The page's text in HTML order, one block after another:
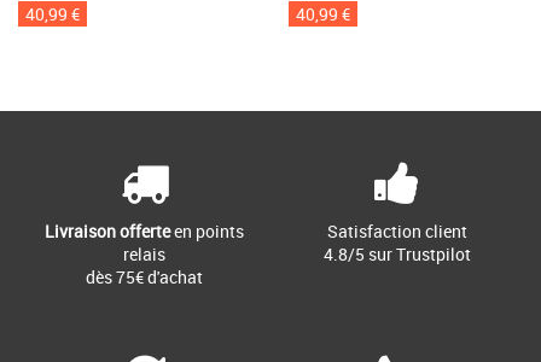
40,99 € 40,99 €
Livraison offerteen points
relais
dès 75€ d'achat
Satisfaction client
4.8/5 sur Trustpilot